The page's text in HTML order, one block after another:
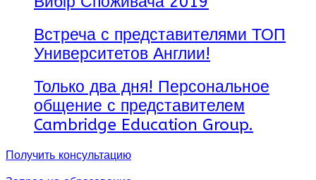
Встреча с представителями ТОП
Университетов Англии!
Только два дня! Персональное
общение с представителем
Cambridge Education Group.
Получить консультацию